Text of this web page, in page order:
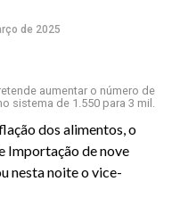
de 2025
aumentar o número de
sistema de 1.550 para 3 mil.
dos alimentos, o
Importação de nove
nesta noite o vice-